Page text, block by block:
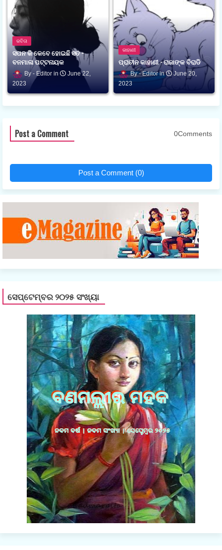
କବିତା
ସପନ କି କେବେ ହୋଇଛି ସତ -
ବନମାଳା ପଟ୍ଟନାୟକ
Editor
June 22,
2023
କାହାଣୀ
ପ୍ରାଚୀନ କାହାଣୀ - ରାଜାଙ୍କ ବିରାଡି
Editor
June 20,
2023
Post a Comment 0Comments
Post a Comment (0)
ସେପ୍ଟେମ୍ବର ୨୦୨୫ ସଂଖ୍ୟା